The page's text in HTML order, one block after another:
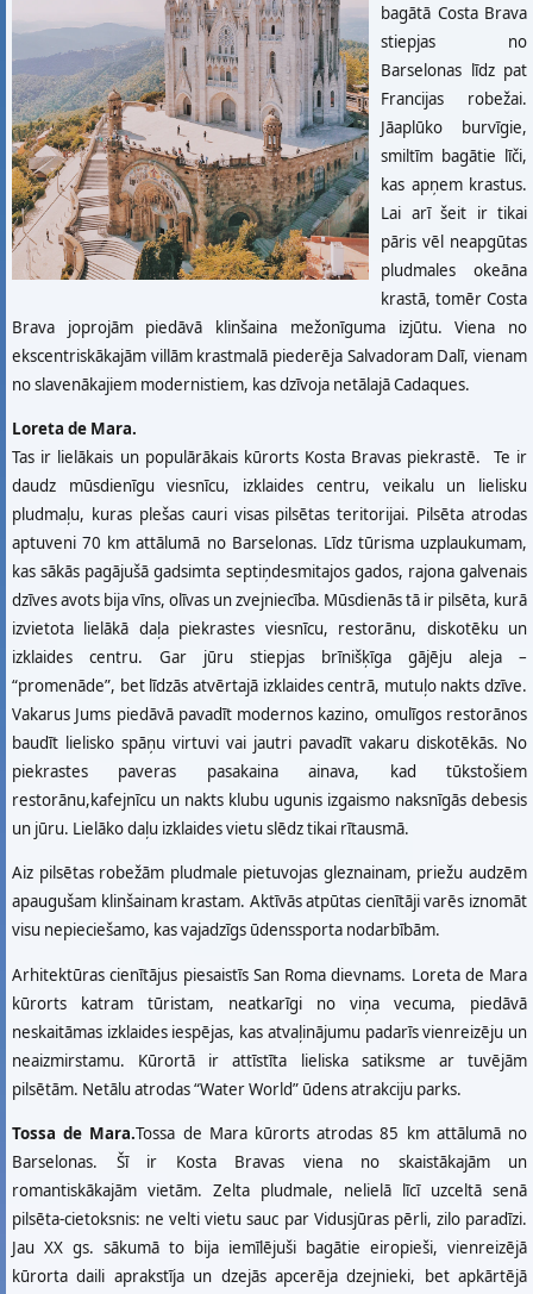
bagātā Costa Brava
stiepjas no
Barselonas līdz pat
Francijas robežai.
Jāaplūko burvīgie,
smiltīm bagātie līči,
kas apņem krastus.
Lai arī šeit ir tikai
pāris vēl neapgūtas
pludmales okeāna
krastā, tomēr Costa
Brava joprojām piedāvā klinšaina mežonīguma izjūtu. Viena no
ekscentriskākajām villām krastmalā piederēja Salvadoram Dalī, vienam
no slavenākajiem modernistiem, kas dzīvoja netālajā Cadaques.
Loreta de Mara.
Tas ir lielākais un populārākais kūrorts Kosta Bravas piekrastē. Te ir
daudz mūsdienīgu viesnīcu, izklaides centru, veikalu un lielisku
pludmaļu, kuras plešas cauri visas pilsētas teritorijai. Pilsēta atrodas
aptuveni 70 km attālumā no Barselonas. Līdz tūrisma uzplaukumam,
kas sākās pagājušā gadsimta septiņdesmitajos gados, rajona galvenais
dzīves avots bija vīns, olīvas un zvejniecība. Mūsdienās tā ir pilsēta, kurā
izvietota lielākā daļa piekrastes viesnīcu, restorānu, diskotēku un
izklaides centru. Gar jūru stiepjas brīnišķīga gājēju aleja –
“promenāde”, bet līdzās atvērtajā izklaides centrā, mutuļo nakts dzīve.
Vakarus Jums piedāvā pavadīt modernos kazino, omulīgos restorānos
baudīt lielisko spāņu virtuvi vai jautri pavadīt vakaru diskotēkās. No
piekrastes paveras pasakaina ainava, kad tūkstošiem
restorānu,kafejnīcu un nakts klubu ugunis izgaismo naksnīgās debesis
un jūru. Lielāko daļu izklaides vietu slēdz tikai rītausmā.
Aiz pilsētas robežām pludmale pietuvojas gleznainam, priežu audzēm
apaugušam klinšainam krastam. Aktīvās atpūtas cienītāji varēs iznomāt
visu nepieciešamo, kas vajadzīgs ūdenssporta nodarbībām.
Arhitektūras cienītājus piesaistīs San Roma dievnams. Loreta de Mara
kūrorts katram tūristam, neatkarīgi no viņa vecuma, piedāvā
neskaitāmas izklaides iespējas, kas atvaļinājumu padarīs vienreizēju un
neaizmirstamu. Kūrortā ir attīstīta lieliska satiksme ar tuvējām
pilsētām. Netālu atrodas “Water World” ūdens atrakciju parks.
Tossa de Mara.Tossa de Mara kūrorts atrodas 85 km attālumā no
Barselonas. Šī ir Kosta Bravas viena no skaistākajām un
romantiskākajām vietām. Zelta pludmale, nelielā līcī uzceltā senā
pilsēta-cietoksnis: ne velti vietu sauc par Vidusjūras pērli, zilo paradīzi.
Jau XX gs. sākumā to bija iemīlējuši bagātie eiropieši, vienreizējā
kūrorta daili aprakstīja un dzejās apcerēja dzejnieki, bet apkārtējā